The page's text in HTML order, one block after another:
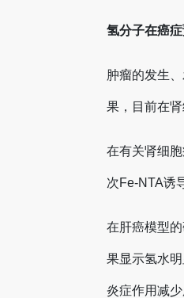
氢分子在癌
肿瘤的发生
果，目前在
在有关肾细
次Fe-NTA诱
在肝癌模型
果显示氢水
炎症作用减